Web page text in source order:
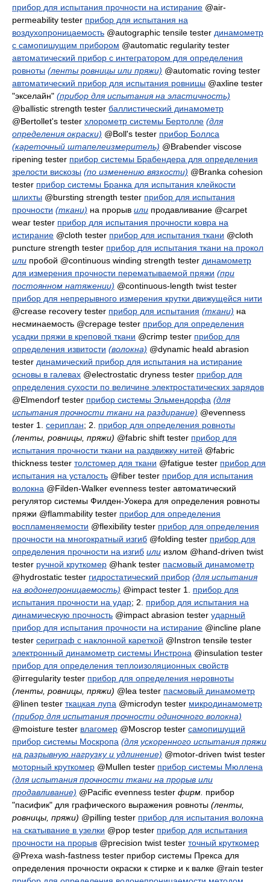
прибор для испытания прочности на истирание @air-
permeability tester прибор для испытания на
воздухопроницаемость @autographic tensile tester динамометр
с самопишущим прибором @automatic regularity tester
автоматический прибор с интегратором для определения
ровноты (ленты ровницы или пряжи) @automatic roving tester
автоматический прибор для испытания ровницы @axline tester
"экселайн" (прибор для испытания на эластичность)
@ballistic strength tester баллистический динамометр
@Bertollet's tester хлорометр системы Бертолле (для
определения окраски) @Boll's tester прибор Боллса
(кареточный штапелеизмеритель) @Brabender viscose
ripening tester прибор системы Брабендера для определения
зрелости вискозы (по изменению вязкости) @Branka cohesion
tester прибор системы Бранка для испытания клейкости
шлихты @bursting strength tester прибор для испытания
прочности (ткани) на прорыв или продавливание @carpet
wear tester прибор для испытания прочности ковра на
истирание @cloth tester прибор для испытания ткани @cloth
puncture strength tester прибор для испытания ткани на прокол
или пробой @continuous winding strength tester динамометр
для измерения прочности перематываемой пряжи (при
постоянном натяжении) @continuous-length twist tester
прибор для непрерывного измерения крутки движущейся нити
@crease recovery tester прибор для испытания (ткани) на
несминаемость @crepage tester прибор для определения
усадки пряжи в креповой ткани @crimp tester прибор для
определения извитости (волокна) @dynamic heald abrasion
tester динамический прибор для испытания на истирание
основы в галевах @electrostatic dryness tester прибор для
определения сухости по величине электростатических зарядов
@Elmendorf tester прибор системы Эльмендорфа (для
испытания прочности ткани на раздирание) @evenness
tester 1. сериплан; 2. прибор для определения ровноты
(ленты, ровницы, пряжи) @fabric shift tester прибор для
испытания прочности ткани на раздвижку нитей @fabric
thickness tester толстомер для ткани @fatigue tester прибор для
испытания на усталость @fiber tester прибор для испытания
волокна @Filden-Walker evenness tester автоматический
регулятор системы Филден-Уокера для определения ровноты
пряжи @flammability tester прибор для определения
воспламеняемости @flexibility tester прибор для определения
прочности на многократный изгиб @folding tester прибор для
определения прочности на изгиб или излом @hand-driven twist
tester ручной круткомер @hank tester пасмовый динамометр
@hydrostatic tester гидростатический прибор (для испытания
на водонепроницаемость) @impact tester 1. прибор для
испытания прочности на удар; 2. прибор для испытания на
динамическую прочность @impact abrasion tester ударный
прибор для испытания прочности на истирание @incline plane
tester сериграф с наклонной кареткой @Instron tensile tester
электронный динамометр системы Инстрона @insulation tester
прибор для определения теплоизоляционных свойств
@irregularity tester прибор для определения неровноты
(ленты, ровницы, пряжи) @lеа tester пасмовый динамометр
@linen tester ткацкая лупа @microdyn tester микродинамометр
(прибор для испытания прочности одиночного волокна)
@moisture tester влагомер @Moscrop tester самопишущий
прибор системы Москропа (для ускоренного испытания пряжи
на разрывную нагрузку и удлинение) @motor-driven twist tester
моторный круткомер @Mullen tester прибор системы Мюллена
(для испытания прочности ткани на прорыв или
продавливание) @Pacific evenness tester фирм. прибор
"пасифик" для графического выражения ровноты (ленты,
ровницы, пряжи) @pilling tester прибор для испытания волокна
на скатывание в узелки @pop tester прибор для испытания
прочности на прорыв @precision twist tester точный круткомер
@Prexa wash-fastness tester прибор системы Прекса для
определения прочности окраски к стирке и к валке @rain tester